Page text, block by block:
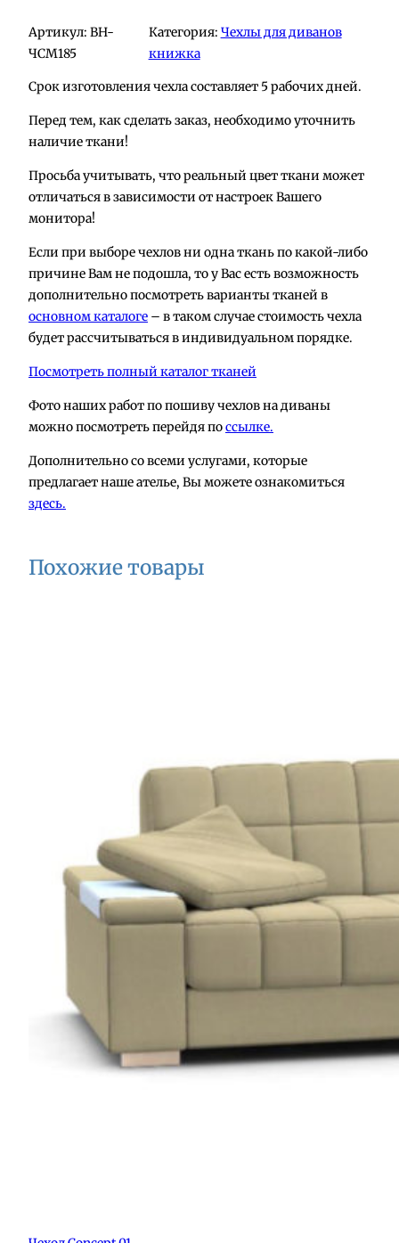
Артикул: BH-
ЧСМ185
Категория: Чехлы для диванов
книжка
Срок изготовления чехла составляет 5 рабочих дней.
Перед тем, как сделать заказ, необходимо уточнить
наличие ткани!
Просьба учитывать, что реальный цвет ткани может
отличаться в зависимости от настроек Вашего
монитора!
Если при выборе чехлов ни одна ткань по какой-либо
причине Вам не подошла, то у Вас есть возможность
дополнительно посмотреть варианты тканей в
основном каталоге – в таком случае стоимость чехла
будет рассчитываться в индивидуальном порядке.
Посмотреть полный каталог тканей
Фото наших работ по пошиву чехлов на диваны
можно посмотреть перейдя поссылке.
Дополнительно со всеми услугами, которые
предлагает наше ателье, Вы можете ознакомиться
здесь.
Похожие товары